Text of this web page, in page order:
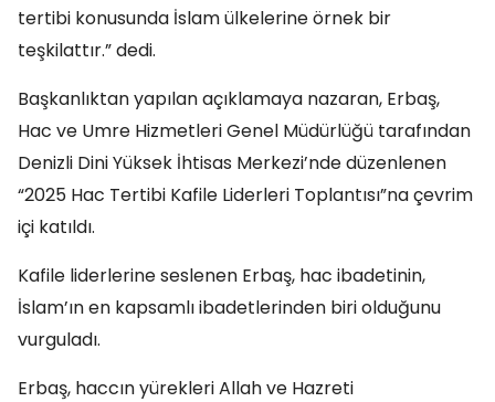
tertibi konusunda İslam ülkelerine örnek bir
teşkilattır.” dedi.
Başkanlıktan yapılan açıklamaya nazaran, Erbaş,
Hac ve Umre Hizmetleri Genel Müdürlüğü tarafından
Denizli Dini Yüksek İhtisas Merkezi’nde düzenlenen
“2025 Hac Tertibi Kafile Liderleri Toplantısı”na çevrim
içi katıldı.
Kafile liderlerine seslenen Erbaş, hac ibadetinin,
İslam’ın en kapsamlı ibadetlerinden biri olduğunu
vurguladı.
Erbaş, haccın yürekleri Allah ve Hazreti